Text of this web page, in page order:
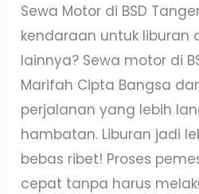
Sewa Motor di BSD
kendaraan untuk liburan
lainnya? Sewa motor di
Marifah Cipta Bangsa
perjalanan yang lebih
hambatan. Liburan jadi
bebas ribet! Proses
cepat tanpa harus